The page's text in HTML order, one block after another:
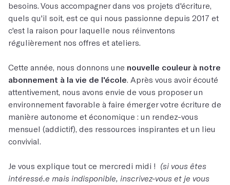
besoins. Vous accompagner dans vos projets d'écriture,
quels qu'il soit, est ce qui nous passionne depuis 2017 et
c'est la raison pour laquelle nous réinventons
régulièrement nos offres et ateliers.
Cette année, nous donnons une nouvelle couleur à notre
abonnement à la vie de l'école. Après vous avoir écouté
attentivement, nous avons envie de vous proposer un
environnement favorable à faire émerger votre écriture de
manière autonome et économique : un rendez-vous
mensuel (addictif), des ressources inspirantes et un lieu
convivial.
Je vous explique tout ce mercredi midi ! (si vous êtes
intéressé.e mais indisponible, inscrivez-vous et je vous